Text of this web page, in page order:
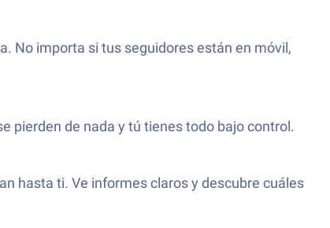
No importa si tus seguidores están en móvil,
pierden de nada y tú tienes todo bajo control.
hasta ti. Ve informes claros y descubre cuáles